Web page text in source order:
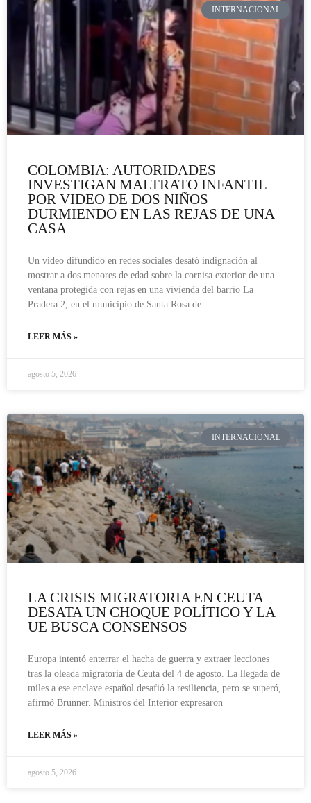
INTERNACIONAL
COLOMBIA: AUTORIDADES
INVESTIGAN MALTRATO INFANTIL
POR VIDEO DE DOS NIÑOS
DURMIENDO EN LAS REJAS DE UNA
CASA
Un video difundido en redes sociales desató indignación al
mostrar a dos menores de edad sobre la cornisa exterior de una
ventana protegida con rejas en una vivienda del barrio La
Pradera 2, en el municipio de Santa Rosa de
LEER MÁS »
agosto 5, 2026
INTERNACIONAL
LA CRISIS MIGRATORIA EN CEUTA
DESATA UN CHOQUE POLÍTICO Y LA
UE BUSCA CONSENSOS
Europa intentó enterrar el hacha de guerra y extraer lecciones
tras la oleada migratoria de Ceuta del 4 de agosto. La llegada de
miles a ese enclave español desafió la resiliencia, pero se superó,
afirmó Brunner. Ministros del Interior expresaron
LEER MÁS »
agosto 5, 2026